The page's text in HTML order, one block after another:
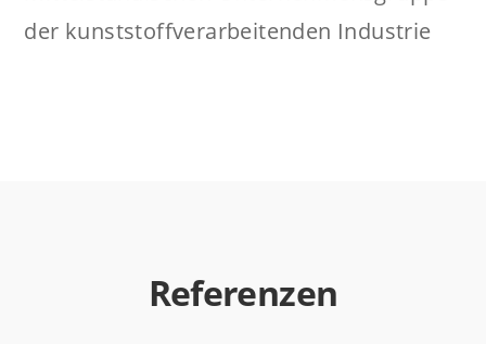
der kunststoffverarbeitenden Industrie
Referenzen